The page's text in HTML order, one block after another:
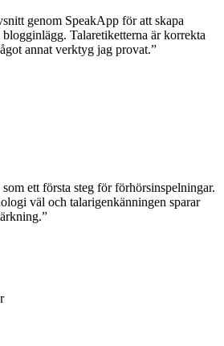
genom SpeakApp för att skapa
Talaretiketterna är korrekta
annat verktyg jag provat.”
ett första steg för förhörsinspelningar.
väl och talarigenkänningen sparar
”